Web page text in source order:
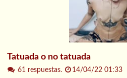
Tatuada o no tatuada
61 respuestas.
14/04/22 01:33